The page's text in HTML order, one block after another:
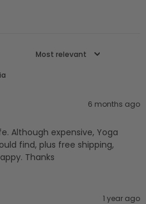
6 months ago
Although expensive, Yoga
find, plus free shipping,
1 year ago